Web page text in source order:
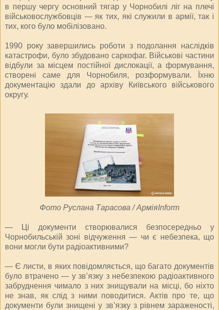
в першу чергу основний тягар у Чорнобилі ліг на плечі
військовослужбовців — як тих, які служили в армії, так і
тих, кого було мобілізовано.
1990 року завершились роботи з подолання наслідків
катастрофи, було збудовано саркофаг. Військові частини
відбули за місцем постійної дислокації, а формування,
створені саме для Чорнобиля, розформували. Їхню
документацію здали до архіву Київського військового
округу.
Фото Руслана Тарасова / АрміяInform
— Ці документи створювалися безпосередньо у
Чорнобильській зоні відчуження — чи є небезпека, що
вони могли бути радіоактивними?
— Є листи, в яких повідомляється, що багато документів
було втрачено — у зв’язку з небезпекою радіоактивного
забруднення чимало з них знищували на місці, бо ніхто
не знав, як слід з ними поводитися. Актів про те, що
документи були знищені у зв’язку з рівнем зараженості,